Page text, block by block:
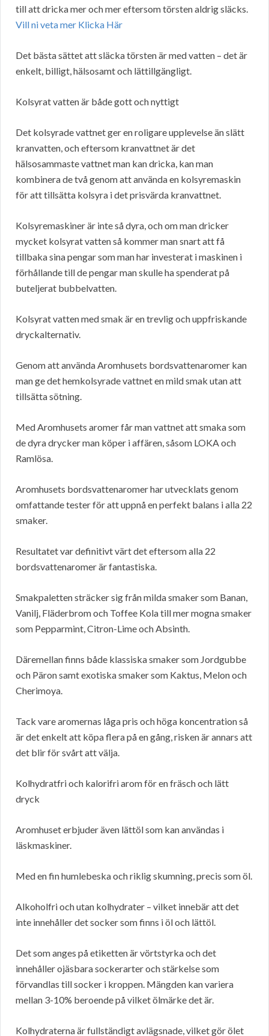
till att dricka mer och mer eftersom törsten aldrig släcks.
Vill ni veta mer Klicka Här
Det bästa sättet att släcka törsten är med vatten – det är
enkelt, billigt, hälsosamt och lättillgängligt.
Kolsyrat vatten är både gott och nyttigt
Det kolsyrade vattnet ger en roligare upplevelse än slätt
kranvatten, och eftersom kranvattnet är det
hälsosammaste vattnet man kan dricka, kan man
kombinera de två genom att använda en kolsyremaskin
för att tillsätta kolsyra i det prisvärda kranvattnet.
Kolsyremaskiner är inte så dyra, och om man dricker
mycket kolsyrat vatten så kommer man snart att få
tillbaka sina pengar som man har investerat i maskinen i
förhållande till de pengar man skulle ha spenderat på
buteljerat bubbelvatten.
Kolsyrat vatten med smak är en trevlig och uppfriskande
dryckalternativ.
Genom att använda Aromhusets bordsvattenaromer kan
man ge det hemkolsyrade vattnet en mild smak utan att
tillsätta sötning.
Med Aromhusets aromer får man vattnet att smaka som
de dyra drycker man köper i affären, såsom LOKA och
Ramlösa.
Aromhusets bordsvattenaromer har utvecklats genom
omfattande tester för att uppnå en perfekt balans i alla 22
smaker.
Resultatet var definitivt värt det eftersom alla 22
bordsvattenaromer är fantastiska.
Smakpaletten sträcker sig från milda smaker som Banan,
Vanilj, Fläderbrom och Toffee Kola till mer mogna smaker
som Pepparmint, Citron-Lime och Absinth.
Däremellan finns både klassiska smaker som Jordgubbe
och Päron samt exotiska smaker som Kaktus, Melon och
Cherimoya.
Tack vare aromernas låga pris och höga koncentration så
är det enkelt att köpa flera på en gång, risken är annars att
det blir för svårt att välja.
Kolhydratfri och kalorifri arom för en fräsch och lätt
dryck
Aromhuset erbjuder även lättöl som kan användas i
läskmaskiner.
Med en fin humlebeska och riklig skumning, precis som öl.
Alkoholfri och utan kolhydrater – vilket innebär att det
inte innehåller det socker som finns i öl och lättöl.
Det som anges på etiketten är vörtstyrka och det
innehåller ojäsbara sockerarter och stärkelse som
förvandlas till socker i kroppen. Mängden kan variera
mellan 3-10% beroende på vilket ölmärke det är.
Kolhydraterna är fullständigt avlägsnade, vilket gör ölet